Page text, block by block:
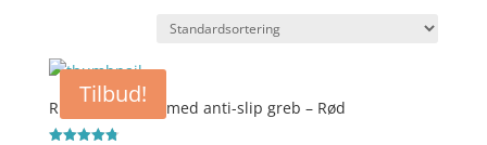
Tilbud!
RDX – Sjippetov med anti-slip greb – Rød